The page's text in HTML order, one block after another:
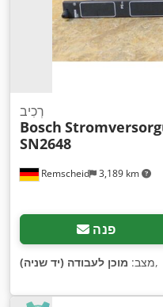
Remscheid 3,189 km
רְכִיב
Bosch
SN2648
פנה
מצב: מוכן לעבודה (יד שניה) ,